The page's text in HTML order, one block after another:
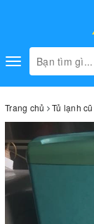
Toggle
navigation
Trang chủ Tủ lạnh cũ